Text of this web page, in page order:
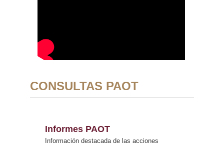
CONSULTAS PAOT
Informes PAOT
Información destacada de las acciones